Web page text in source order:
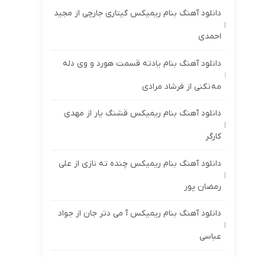
دانلود آهنگ بنام ریمیکس گیتاری جارچی از مجید
احمدی
دانلود آهنگ بنام یادته قسمت هورد و وی دله
مه نکنی از فرشاد مرادی
دانلود آهنگ بنام ریمیکس قشنگ یار از مهدی
کارگر
دانلود آهنگ بنام ریمیکس چنده ته نازی از علی
رمضان پور
دانلود آهنگ بنام ریمیکس آ می دتر جان از جواد
عباسی